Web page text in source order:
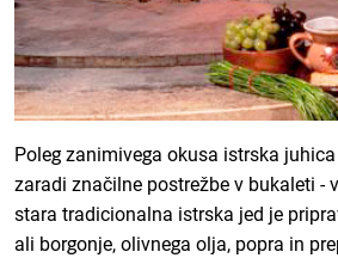
Poleg zanimivega okusa istrska
zaradi značilne postrežbe v bukaleti -
stara tradicionalna istrska jed je
ali borgonje, olivnega olja, popra in